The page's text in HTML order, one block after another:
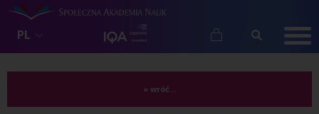
PL
« wróć...